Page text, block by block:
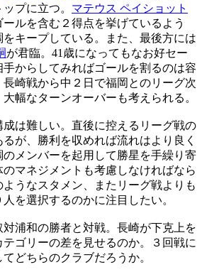
プに立つ。 マテウス ペイショット
ルを含む２得点を挙げているよう
キープしている。また、最後方には
が君臨。41歳になってもなお好セー
からしてみればゴールを割るのは容
崎戦から中２日で福岡とのリーグ次
幅なターンオーバーも考えられる。
は難しい。直後に控えるリーグ戦の
が、勝利を収めれば流れはより良く
メンバーを起用して勝星を手繰り寄
マネジメントも考慮しなければなら
うなスタメン、またリーグ戦よりも
を選択するのかに注目したい。
浦和の勝者と対戦。長崎が下克上を
ゴリーの差を見せるのか。３回戦に
どちらのクラブだろうか。